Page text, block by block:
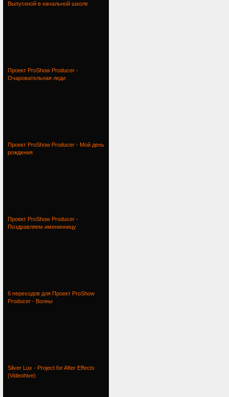
Выпускной в начальной школе
Проект ProShow Producer -
Очаровательная леди
Проект ProShow Producer - Мой день
рождения
Проект ProShow Producer -
Поздравляем именинницу
6 переходов для Проект ProShow
Producer - Волны
Silver Lux - Project for After Effects
(Videohive)